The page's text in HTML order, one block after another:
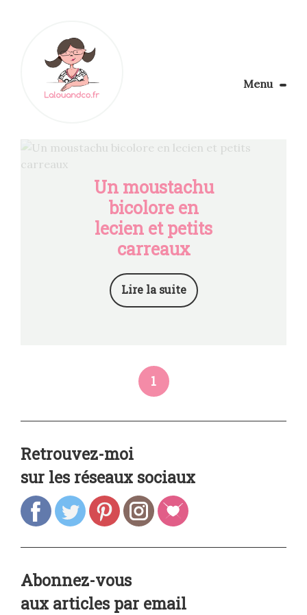
Menu
Apprendre la couture
Personnalisez vos tissus
Un moustachu
bicolore en
lecien et petits
carreaux
Lire la suite
1
Retrouvez-moi
sur les réseaux sociaux
Abonnez-vous
aux articles par email